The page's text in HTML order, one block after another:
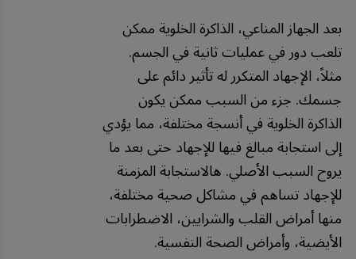
بعد الجهاز المناعي، الذاكرة الخلوية ممكن
تلعب دور في عمليات ثانية في الجسم.
مثلاً، الإجهاد المتكرر له تأثير دائم على
جسمك. جزء من السبب ممكن يكون
الذاكرة الخلوية في أنسجة مختلفة، مما يؤدي
إلى استجابة مبالغ فيها للإجهاد حتى بعد ما
يروح السبب الأصلي. هالاستجابة المزمنة
للإجهاد تساهم في مشاكل صحية مختلفة،
منها أمراض القلب والشرايين، الاضطرابات
الأيضية، وأمراض الصحة النفسية.